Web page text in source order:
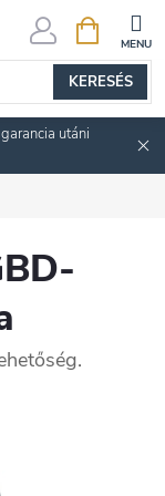
KERESÉS
KOSÁR
utáni